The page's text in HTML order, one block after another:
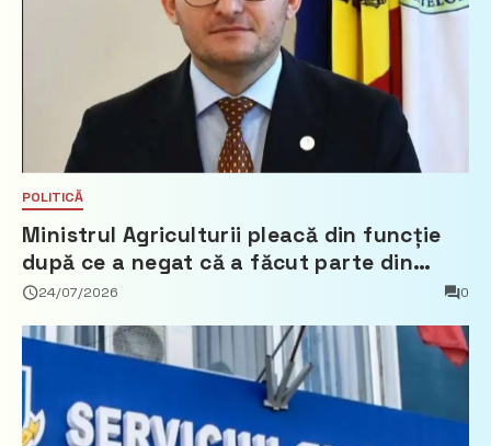
POLITICĂ
Ministrul Agriculturii pleacă din funcție
după ce a negat că a făcut parte din
Partidul Democrat
24/07/2026 0